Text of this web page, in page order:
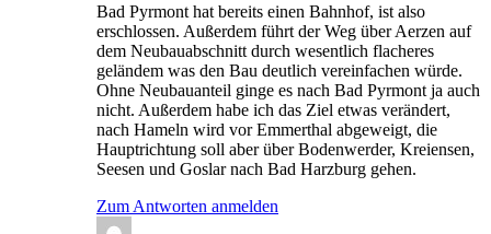
Bad Pyrmont hat bereits einen Bahnhof, ist also
erschlossen. Außerdem führt der Weg über Aerzen auf
dem Neubauabschnitt durch wesentlich flacheres
geländem was den Bau deutlich vereinfachen würde.
Ohne Neubauanteil ginge es nach Bad Pyrmont ja auch
nicht. Außerdem habe ich das Ziel etwas verändert,
nach Hameln wird vor Emmerthal abgeweigt, die
Hauptrichtung soll aber über Bodenwerder, Kreiensen,
Seesen und Goslar nach Bad Harzburg gehen.
Zum Antworten anmelden